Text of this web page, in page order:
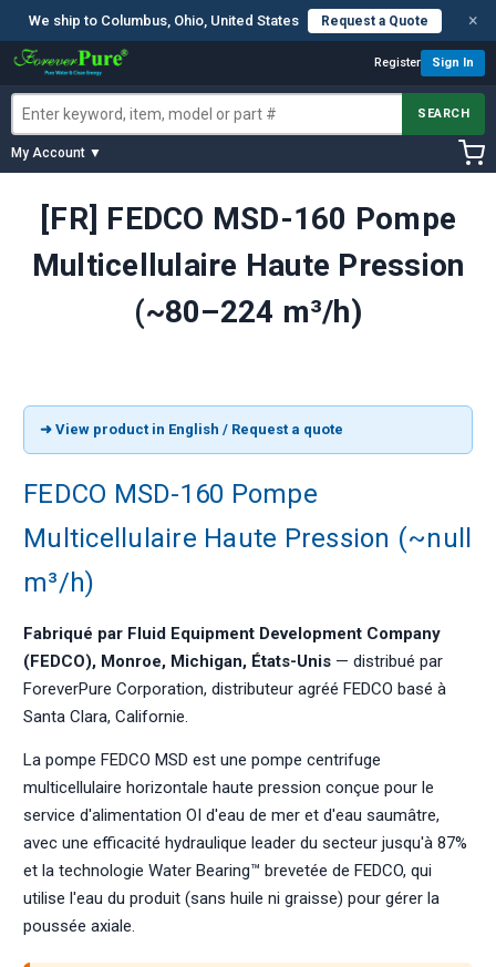
We ship to Columbus, Ohio, United States Request a Quote ×
Register Sign In
SEARCH
My Account ▼
[FR] FEDCO MSD-160 Pompe
Multicellulaire Haute Pression
(~80–224 m³/h)
➜ View product in English / Request a quote
FEDCO MSD-160 Pompe
Multicellulaire Haute Pression (~null
m³/h)
Fabriqué par Fluid Equipment Development Company
(FEDCO), Monroe, Michigan, États-Unis — distribué par
ForeverPure Corporation, distributeur agréé FEDCO basé à
Santa Clara, Californie.
La pompe FEDCO MSD est une pompe centrifuge
multicellulaire horizontale haute pression conçue pour le
service d'alimentation OI d'eau de mer et d'eau saumâtre,
avec une efficacité hydraulique leader du secteur jusqu'à 87%
et la technologie Water Bearing™ brevetée de FEDCO, qui
utilise l'eau du produit (sans huile ni graisse) pour gérer la
poussée axiale.